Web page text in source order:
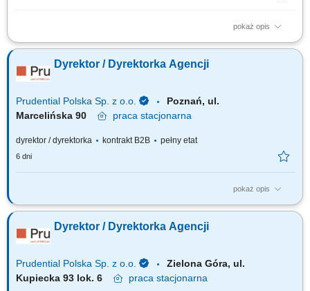
pokaż opis
Zakres obowiązków: Tworzenie i realizacja strategii sprzedaży B2C,
Odpowiedzialność za realizację celów sprzedażowych, efektywność oraz
monitorowanie wyników; Analiza danych sprzedażowych, trendów
Dyrektor / Dyrektorka Agencji
Prudential Polska Sp. z o.o.
Poznań, ul.
Marcelińska 90
praca stacjonarna
dyrektor / dyrektorka kontrakt B2B pełny etat
6 dni
pokaż opis
Za co będziesz odpowiadać: własny biznes przychodowy i zarządzanie
Planowania Finansowego oraz Menedżerów, budowanie portfela
Klientów poprzez aktywną sprzedaż własną, zapewnienie wsparcia
Dyrektor / Dyrektorka Agencji
Prudential Polska Sp. z o.o.
Zielona Góra, ul.
Kupiecka 93 lok. 6
praca stacjonarna